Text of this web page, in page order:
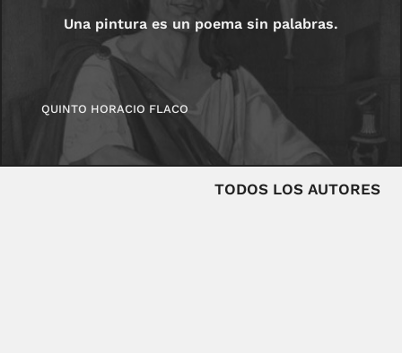
Una pintura es un poema sin palabras.
QUINTO HORACIO FLACO
TODOS LOS AUTORES